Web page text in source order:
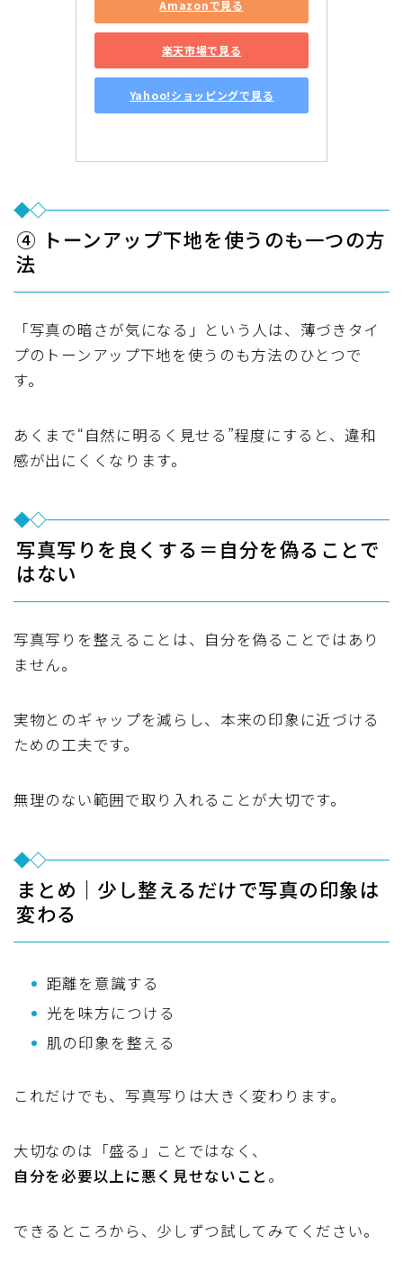
Amazonで見る
楽天市場で見る
Yahoo!ショッピングで見る
④ トーンアップ下地を使うのも一つの方
法
「写真の暗さが気になる」という人は、薄づきタイ
プのトーンアップ下地を使うのも方法のひとつで
す。
あくまで“自然に明るく見せる”程度にすると、違和
感が出にくくなります。
写真写りを良くする＝自分を偽ることで
はない
写真写りを整えることは、自分を偽ることではあり
ません。
実物とのギャップを減らし、本来の印象に近づける
ための工夫です。
無理のない範囲で取り入れることが大切です。
まとめ｜少し整えるだけで写真の印象は
変わる
距離を意識する
光を味方につける
肌の印象を整える
これだけでも、写真写りは大きく変わります。
大切なのは「盛る」ことではなく、
自分を必要以上に悪く見せないこと 。
できるところから、少しずつ試してみてください。